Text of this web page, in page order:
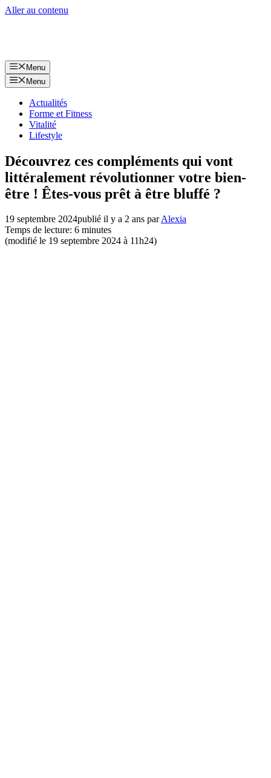
Aller au contenu
Menu
Menu
Actualités
Forme et Fitness
Vitalité
Lifestyle
Découvrez ces compléments qui vont
littéralement révolutionner votre bien-
être ! Êtes-vous prêt à être bluffé ?
19 septembre 2024publié il y a 2 ans parAlexia
Temps de lecture: 6 minutes
(modifié le 19 septembre 2024 à 11h24)